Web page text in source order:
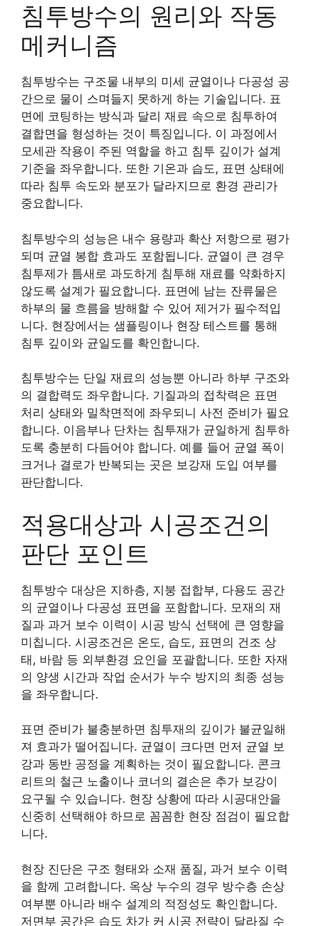
침투방수의 원리와 작동
메커니즘
침투방수는 구조물 내부의 미세 균열이나 다공성 공
간으로 물이 스며들지 못하게 하는 기술입니다. 표
면에 코팅하는 방식과 달리 재료 속으로 침투하여
결합면을 형성하는 것이 특징입니다. 이 과정에서
모세관 작용이 주된 역할을 하고 침투 깊이가 설계
기준을 좌우합니다. 또한 기온과 습도, 표면 상태에
따라 침투 속도와 분포가 달라지므로 환경 관리가
중요합니다.
침투방수의 성능은 내수 용량과 확산 저항으로 평가
되며 균열 봉합 효과도 포함됩니다. 균열이 큰 경우
침투제가 틈새로 과도하게 침투해 재료를 약화하지
않도록 설계가 필요합니다. 표면에 남는 잔류물은
하부의 물 흐름을 방해할 수 있어 제거가 필수적입
니다. 현장에서는 샘플링이나 현장 테스트를 통해
침투 깊이와 균일도를 확인합니다.
침투방수는 단일 재료의 성능뿐 아니라 하부 구조와
의 결합력도 좌우합니다. 기질과의 접착력은 표면
처리 상태와 밀착면적에 좌우되니 사전 준비가 필요
합니다. 이음부나 단차는 침투재가 균일하게 침투하
도록 충분히 다듬어야 합니다. 예를 들어 균열 폭이
크거나 결로가 반복되는 곳은 보강재 도입 여부를
판단합니다.
적용대상과 시공조건의
판단 포인트
침투방수 대상은 지하층, 지붕 접합부, 다용도 공간
의 균열이나 다공성 표면을 포함합니다. 모재의 재
질과 과거 보수 이력이 시공 방식 선택에 큰 영향을
미칩니다. 시공조건은 온도, 습도, 표면의 건조 상
태, 바람 등 외부환경 요인을 포괄합니다. 또한 자재
의 양생 시간과 작업 순서가 누수 방지의 최종 성능
을 좌우합니다.
표면 준비가 불충분하면 침투재의 깊이가 불균일해
져 효과가 떨어집니다. 균열이 크다면 먼저 균열 보
강과 동반 공정을 계획하는 것이 필요합니다. 콘크
리트의 철근 노출이나 코너의 결손은 추가 보강이
요구될 수 있습니다. 현장 상황에 따라 시공대안을
신중히 선택해야 하므로 꼼꼼한 현장 점검이 필요합
니다.
현장 진단은 구조 형태와 소재 품질, 과거 보수 이력
을 함께 고려합니다. 옥상 누수의 경우 방수층 손상
여부뿐 아니라 배수 설계의 적정성도 확인합니다.
저면부 공간은 습도 차가 커 시공 전략이 달라질 수